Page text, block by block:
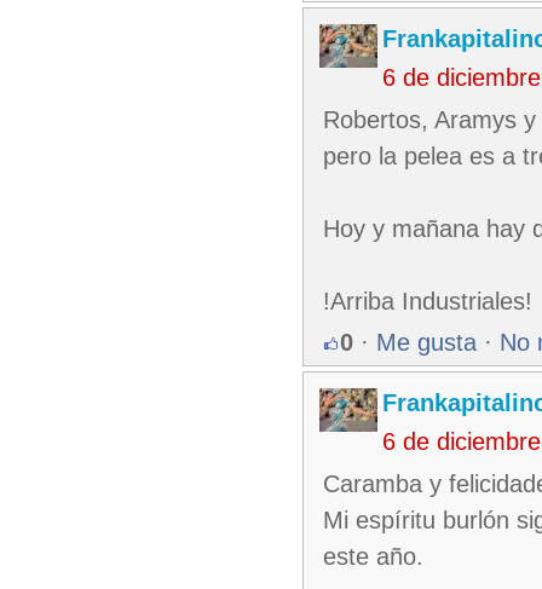
6 de
Robertos, Aramys
pero la pelea es a
Hoy y mañana hay
!Arriba Industriales!
0 · Me gusta · No
6 de
Caramba y
Mi espíritu burlón
este año.